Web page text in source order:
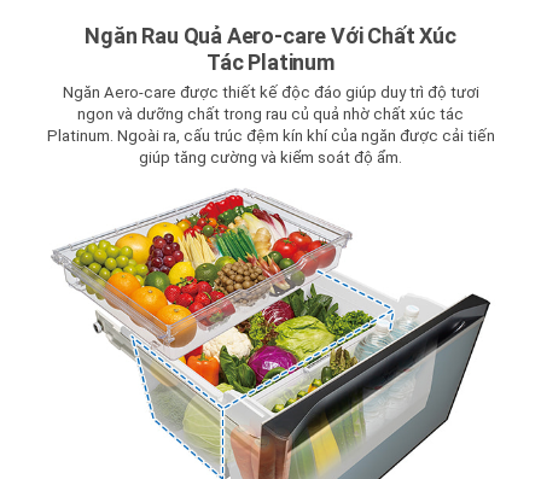
Ngăn Rau Quả Aero-care Với Chất Xúc
Tác Platinum
Ngăn Aero-care được thiết kế độc đáo giúp duy trì độ tươi
ngon và dưỡng chất trong rau củ quả nhờ chất xúc tác
Platinum. Ngoài ra, cấu trúc đệm kín khí của ngăn được cải tiến
giúp tăng cường và kiểm soát độ ẩm.